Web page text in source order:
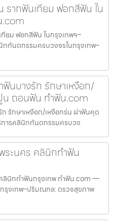
รากฟันเทียม ฟอกสีฟัน ใน
ยม ฟอกสีฟัน ในกรุงเทพฯ–
นตกรรมครบวงจรในกรุงเทพ–
นบางรัก รักษาเหงือก/
น ถอนฟัน ทำฟัน.com
รักษาเหงือก/เหงือกร่น ผ่าฟันคุด
ารคลินิกทันตกรรมครบวง
ะนคร คลินิกทำฟัน
ลินิกทำฟันกรุงเทพ ทำฟัน.com —
รุงเทพ–ปริมณฑล: ตรวจสุขภาพ